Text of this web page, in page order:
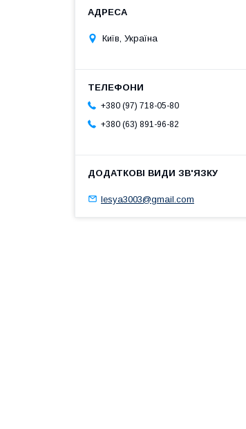
Київ, Україна
+380 (97) 718-05-80
+380 (63) 891-96-82
lesya3003@gmail.com